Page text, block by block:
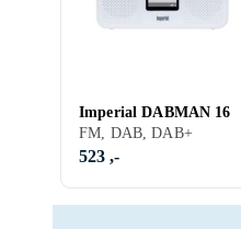
Imperial DABMAN 16
FM, DAB, DAB+
523 ,-